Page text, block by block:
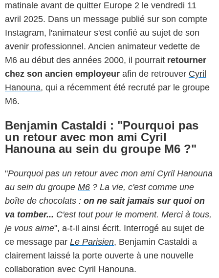
matinale avant de quitter Europe 2 le vendredi 11
avril 2025. Dans un message publié sur son compte
Instagram, l'animateur s'est confié au sujet de son
avenir professionnel. Ancien animateur vedette de
M6 au début des années 2000, il pourrait retourner
chez son ancien employeur afin de retrouver Cyril
Hanouna, qui a récemment été recruté par le groupe
M6.
Benjamin Castaldi : "Pourquoi pas
un retour avec mon ami Cyril
Hanouna au sein du groupe M6 ?"
"Pourquoi pas un retour avec mon ami Cyril Hanouna
au sein du groupe M6 ? La vie, c'est comme une
boîte de chocolats : on ne sait jamais sur quoi on
va tomber... C'est tout pour le moment. Merci à tous,
je vous aime", a-t-il ainsi écrit. Interrogé au sujet de
ce message par Le Parisien, Benjamin Castaldi a
clairement laissé la porte ouverte à une nouvelle
collaboration avec Cyril Hanouna.